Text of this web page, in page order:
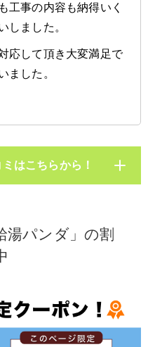
工事の内容も納得いく
しました。
応して頂き大変満足で
ました。
はこちらから！
湯パンダ」の割